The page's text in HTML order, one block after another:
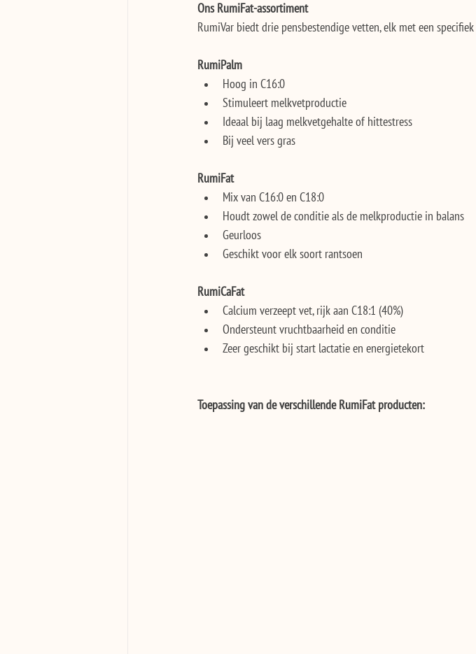
Ons RumiFat-assortiment
RumiVar biedt drie pensbestendige vetten, elk met een
RumiPalm
Hoog in C16:0
Stimuleert melkvetproductie
Ideaal bij laag melkvetgehalte of hittestress
Bij veel vers gras
RumiFat
Mix van C16:0 en C18:0
Houdt zowel de conditie als de melkproductie in balans
Geurloos
Geschikt voor elk soort rantsoen
RumiCaFat
Calcium verzeept vet, rijk aan C18:1 (40%)
Ondersteunt vruchtbaarheid en conditie
Zeer geschikt bij start lactatie en energietekort
Toepassing van de verschillende RumiFat producten: